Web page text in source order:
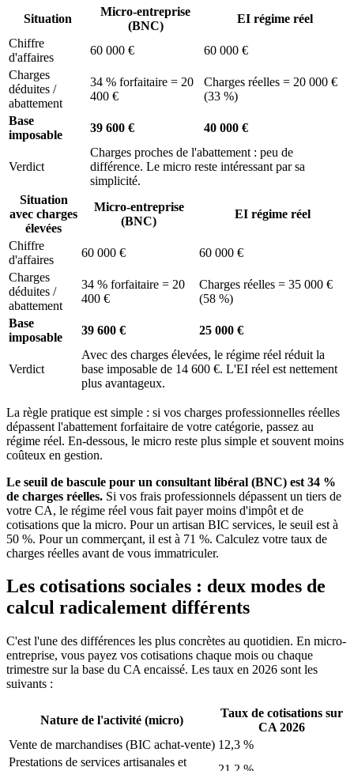
Situation
Micro-entreprise
(BNC)
EI régime réel
Chiffre
d'affaires
60 000 €
60 000 €
Charges
déduites /
abattement
34 % forfaitaire = 20
400 €
Charges réelles = 20 000 €
(33 %)
Base
imposable
39 600 € 40 000 €
Verdict
Charges proches de l'abattement : peu de
différence. Le micro reste intéressant par sa
simplicité.
Situation
avec charges
élevées
Micro-entreprise
(BNC)
EI régime réel
Chiffre
d'affaires
60 000 €
60 000 €
Charges
déduites /
abattement
34 % forfaitaire = 20
400 €
Charges réelles = 35 000 €
(58 %)
Base
imposable
39 600 € 25 000 €
Verdict
Avec des charges élevées, le régime réel réduit la
base imposable de 14 600 €. L'EI réel est nettement
plus avantageux.
La règle pratique est simple : si vos charges professionnelles réelles
dépassent l'abattement forfaitaire de votre catégorie, passez au
régime réel. En-dessous, le micro reste plus simple et souvent moins
coûteux en gestion.
Le seuil de bascule pour un consultant libéral (BNC) est 34 %
de charges réelles. Si vos frais professionnels dépassent un tiers de
votre CA, le régime réel vous fait payer moins d'impôt et de
cotisations que la micro. Pour un artisan BIC services, le seuil est à
50 %. Pour un commerçant, il est à 71 %. Calculez votre taux de
charges réelles avant de vous immatriculer.
Les cotisations sociales : deux modes de
calcul radicalement différents
C'est l'une des différences les plus concrètes au quotidien. En micro-
entreprise, vous payez vos cotisations chaque mois ou chaque
trimestre sur la base du CA encaissé. Les taux en 2026 sont les
suivants :
Nature de l'activité (micro)
Taux de cotisations sur
CA 2026
Vente de marchandises (BIC achat-vente) 12,3 %
Prestations de services artisanales et